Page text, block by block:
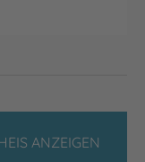
ANZEIGEN